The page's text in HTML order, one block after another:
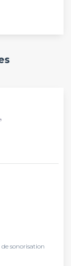
de sonorisation